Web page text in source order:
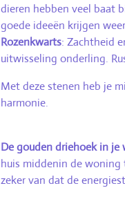
dieren hebben veel baat
goede ideeën krijgen
Rozenkwarts: Zachtheid
uitwisseling onderling.
Met deze stenen heb je
harmonie.
De gouden driehoek in je
huis middenin de woning
zeker van dat de